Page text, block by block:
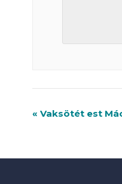
R
n
« Vaksötét est